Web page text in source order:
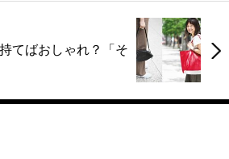
てばおしゃれ？「そ